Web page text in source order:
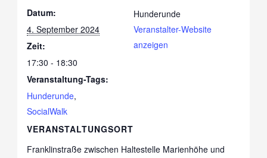
Datum:
4. September 2024
Zeit:
17:30 - 18:30
Veranstaltung-Tags:
Hunderunde,
SocialWalk
VERANSTALTUNGSORT
Franklinstraße zwischen Haltestelle Marienhöhe und
Hunderunde
Veranstalter-Website
anzeigen